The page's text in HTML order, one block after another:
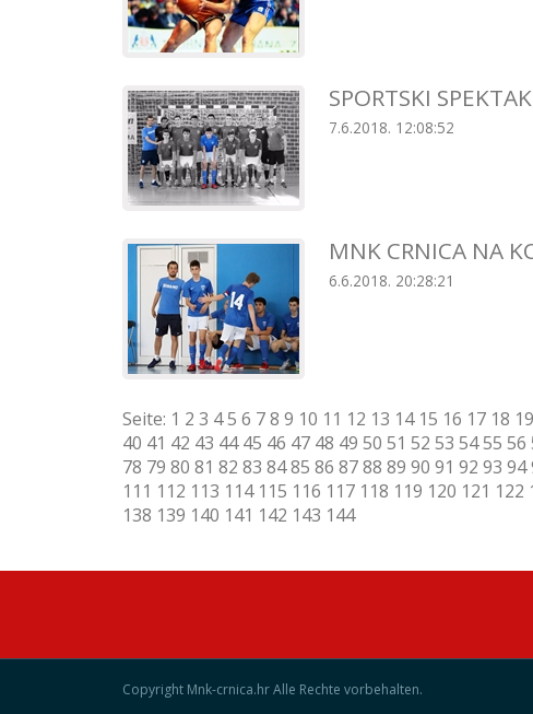
SPORTSKI
7.6.2018. 12:08:52
MNK CRNICA NA
6.6.2018. 20:28:21
Seite: 1 2 3 45 6 78 9 10 11 12 13 14 15 16 17 18 19
40 41 42 43 44 45 46 47 48 49 50 51 52 53 5455 56
78 79 80 81 82 83 8485 86 8788 89 90 91 92 93 94
111 112 113 114 115 116 117 118 119 120 121 122
138 139 140 141 142 143 144
Copyright Mnk-crnica.hr Alle Rechte vorbehalten.